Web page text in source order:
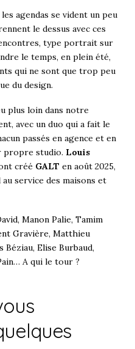
agendas se vident un peu
le dessus avec ces
type portrait sur
le temps, en plein été,
qui ne sont que trop peu
du design.
plus loin dans notre
avec un duo qui a fait le
passés en agence et en
propre studio. Louis
créé GALT en août 2025,
service des maisons et
, Manon Palie, Tamim
Gravière, Matthieu
Béziau, Elise Burbaud,
… A qui le tour ?